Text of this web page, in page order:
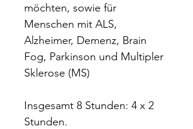
möchten, sowie für
Menschen mit ALS,
Alzheimer, Demenz, Brain
Fog, Parkinson und Multipler
Sklerose (MS)
Insgesamt 8 Stunden: 4 x 2
Stunden.